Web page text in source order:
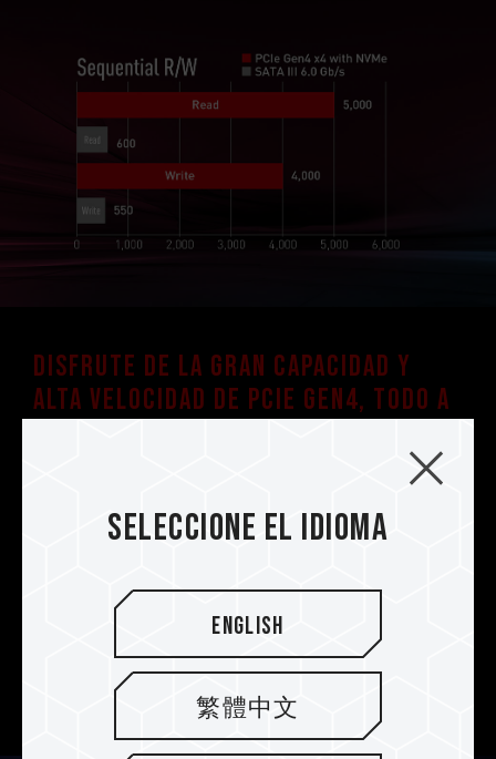
Disfrute de la gran capacidad y
alta velocidad de PCIe Gen4, todo a
las especificaciones de interfaz más recientes
capacidad de hasta 4 TB para elegir. Hasta
5,000/4,000
, ofrece un rendimiento
superior 15 veces más rápido que una unidad
SSD SATA normal. Asimismo, es
retrocompatible con la interfaz de PCIe 3.0.
Seleccione el idioma
English
繁體中文